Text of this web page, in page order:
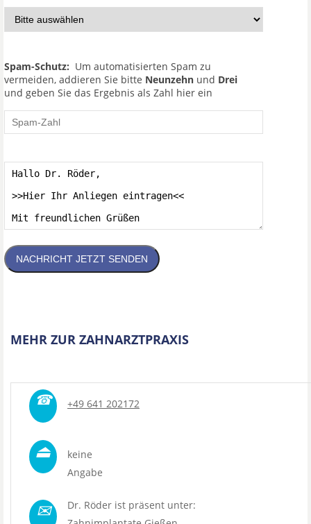
Spam-Schutz: Um automatisierten Spam zu
vermeiden, addieren Sie bitte Neunzehn und Drei
und geben Sie das Ergebnis als Zahl hier ein
NACHRICHT JETZT SENDEN
MEHR ZUR ZAHNARZTPRAXIS
☎ +49 641 202172
⏏
keine
Angabe
✉
Dr. Röder ist präsent unter: